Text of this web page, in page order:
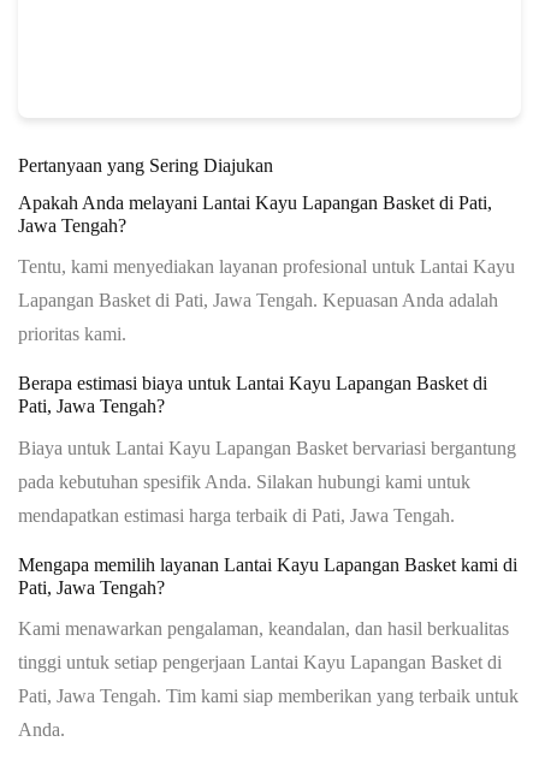
Pertanyaan yang Sering Diajukan
Apakah Anda melayani Lantai Kayu Lapangan Basket di Pati,
Jawa Tengah?
Tentu, kami menyediakan layanan profesional untuk Lantai Kayu
Lapangan Basket di Pati, Jawa Tengah. Kepuasan Anda adalah
prioritas kami.
Berapa estimasi biaya untuk Lantai Kayu Lapangan Basket di
Pati, Jawa Tengah?
Biaya untuk Lantai Kayu Lapangan Basket bervariasi bergantung
pada kebutuhan spesifik Anda. Silakan hubungi kami untuk
mendapatkan estimasi harga terbaik di Pati, Jawa Tengah.
Mengapa memilih layanan Lantai Kayu Lapangan Basket kami di
Pati, Jawa Tengah?
Kami menawarkan pengalaman, keandalan, dan hasil berkualitas
tinggi untuk setiap pengerjaan Lantai Kayu Lapangan Basket di
Pati, Jawa Tengah. Tim kami siap memberikan yang terbaik untuk
Anda.